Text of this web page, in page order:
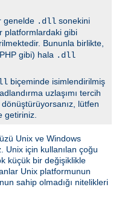
genelde .dll sonekini
platformlardaki gibi
Bununla birlikte,
gibi) hala .dll
biçeminde isimlendirilmiş
uzlaşımı tercih
lütfen
getiriniz.
Unix ve Windows
Unix için kullanılan çoğu
küçük bir değişiklikle
Unix platformunun
sahip olmadığı nitelikleri